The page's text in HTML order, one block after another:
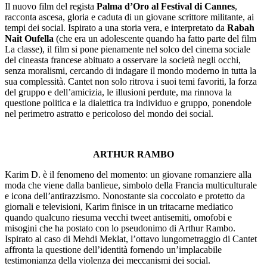
Il nuovo film del regista Palma d’Oro al Festival di Cannes,
racconta ascesa, gloria e caduta di un giovane scrittore militante, ai
tempi dei social. Ispirato a una storia vera, e interpretato da Rabah
Nait Oufella (che era un adolescente quando ha fatto parte del film
La classe), il film si pone pienamente nel solco del cinema sociale
del cineasta francese abituato a osservare la società negli occhi,
senza moralismi, cercando di indagare il mondo moderno in tutta la
sua complessità. Cantet non solo ritrova i suoi temi favoriti, la forza
del gruppo e dell’amicizia, le illusioni perdute, ma rinnova la
questione politica e la dialettica tra individuo e gruppo, ponendole
nel perimetro astratto e pericoloso del mondo dei social.
ARTHUR RAMBO
Karim D. è il fenomeno del momento: un giovane romanziere alla
moda che viene dalla banlieue, simbolo della Francia multiculturale
e icona dell’antirazzismo. Nonostante sia coccolato e protetto da
giornali e televisioni, Karim finisce in un tritacarne mediatico
quando qualcuno riesuma vecchi tweet antisemiti, omofobi e
misogini che ha postato con lo pseudonimo di Arthur Rambo.
Ispirato al caso di Mehdi Meklat, l’ottavo lungometraggio di Cantet
affronta la questione dell’identità fornendo un’implacabile
testimonianza della violenza dei meccanismi dei social.